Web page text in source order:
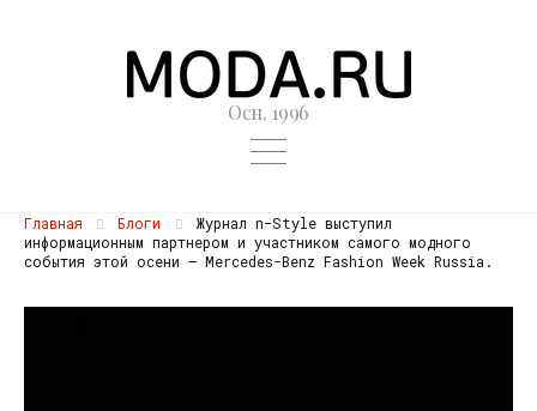
Осн. 1996
Главная Блоги
Журнал n-Style выступил
информационным партнером и участником самого модного
события этой осени – Mercedes-Benz Fashion Week Russia.